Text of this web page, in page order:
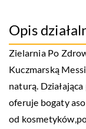
Opis
Zielarnia Po
Kuczmarską
naturą.
oferuje bogaty
od